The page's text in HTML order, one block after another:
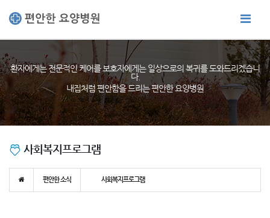
환자에게는 전문적인 케어를 보호자에게는 일상으로의 복귀를 도와드리겠습니
다.
내집처럼 편안함을 드리는 편안한 요양병원
사회복지프로그램
편안한 소식 사회복지프로그램